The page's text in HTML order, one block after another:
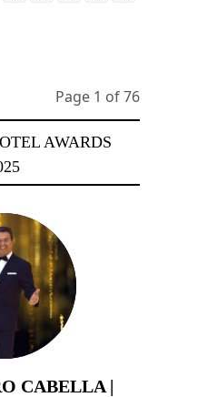
Page 1 of 76
AWARDS
CABELLA |